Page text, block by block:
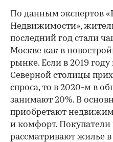
По данным экспертов
Недвижимости»,
последний год стали
Москве как в
рынке. Если в 2019
Северной столицы
спроса, то в 2020-м в
занимают 20%. В
приобретают
и комфорт. Покупатели
рассматривают жилье в